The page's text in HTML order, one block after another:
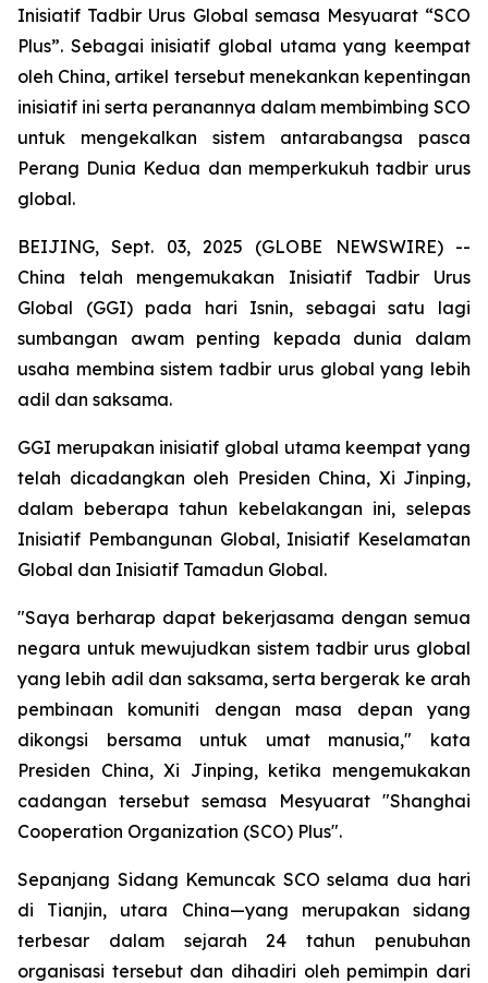
Inisiatif Tadbir Urus Global semasa Mesyuarat “SCO
Plus”. Sebagai inisiatif global utama yang keempat
oleh China, artikel tersebut menekankan kepentingan
inisiatif ini serta peranannya dalam membimbing SCO
untuk mengekalkan sistem antarabangsa pasca
Perang Dunia Kedua dan memperkukuh tadbir urus
global.
BEIJING, Sept. 03, 2025 (GLOBE NEWSWIRE) --
China telah mengemukakan Inisiatif Tadbir Urus
Global (GGI) pada hari Isnin, sebagai satu lagi
sumbangan awam penting kepada dunia dalam
usaha membina sistem tadbir urus global yang lebih
adil dan saksama.
GGI merupakan inisiatif global utama keempat yang
telah dicadangkan oleh Presiden China, Xi Jinping,
dalam beberapa tahun kebelakangan ini, selepas
Inisiatif Pembangunan Global, Inisiatif Keselamatan
Global dan Inisiatif Tamadun Global.
"Saya berharap dapat bekerjasama dengan semua
negara untuk mewujudkan sistem tadbir urus global
yang lebih adil dan saksama, serta bergerak ke arah
pembinaan komuniti dengan masa depan yang
dikongsi bersama untuk umat manusia," kata
Presiden China, Xi Jinping, ketika mengemukakan
cadangan tersebut semasa Mesyuarat "Shanghai
Cooperation Organization (SCO) Plus".
Sepanjang Sidang Kemuncak SCO selama dua hari
di Tianjin, utara China—yang merupakan sidang
terbesar dalam sejarah 24 tahun penubuhan
organisasi tersebut dan dihadiri oleh pemimpin dari